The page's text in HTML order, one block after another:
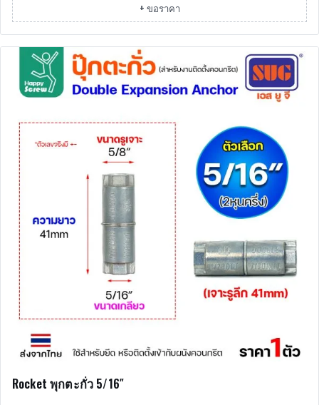
+ ขอราคา
Rocket พุกตะกั่ว 5/16″